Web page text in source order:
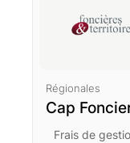
Régionales
Cap
Frais de